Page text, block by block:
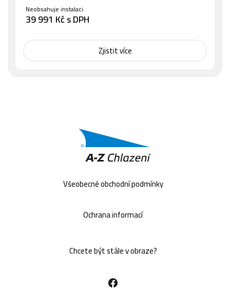
Neobsahuje instalaci.
39 991 Kč s DPH
Zjistit více
Všeobecné obchodní podmínky
Ochrana informací
Chcete být stále v obraze?